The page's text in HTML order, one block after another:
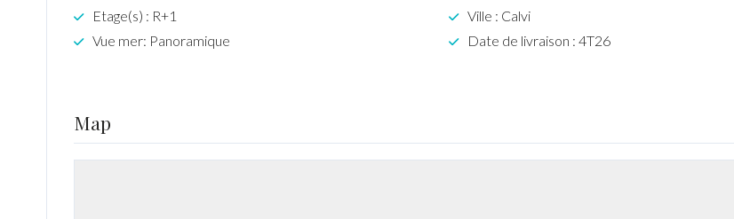
Etage(s) : R+1
Vue mer: Panoramique
Ville : Calvi
Date de livraison : 4T26
Map